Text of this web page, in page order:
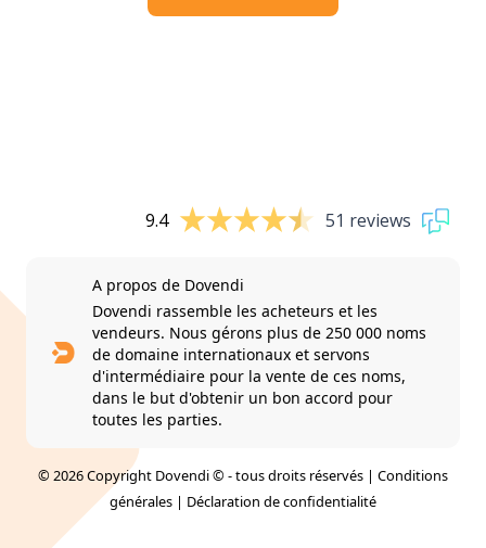
9.4 51 reviews
A propos de Dovendi
Dovendi rassemble les acheteurs et les
vendeurs. Nous gérons plus de 250 000 noms
de domaine internationaux et servons
d'intermédiaire pour la vente de ces noms,
dans le but d'obtenir un bon accord pour
toutes les parties.
© 2026 Copyright Dovendi © - tous droits réservés | Conditions
générales | Déclaration de confidentialité